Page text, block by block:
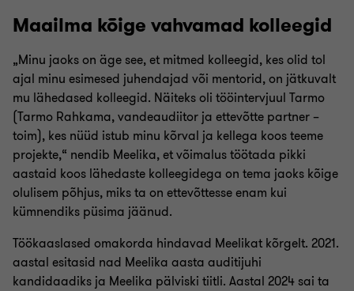
Ruth Nõmmik
Tarmo Rahkama
Tatjana Raskatova
Urzula Välb
Maailma kõige vahvamad kolleegid
„Minu jaoks on äge see, et mitmed kolleegid, kes olid tol
ajal minu esimesed juhendajad või mentorid, on jätkuvalt
mu lähedased kolleegid. Näiteks oli tööintervjuul Tarmo
(Tarmo Rahkama, vandeaudiitor ja ettevõtte partner –
toim), kes nüüd istub minu kõrval ja kellega koos teeme
projekte,“ nendib Meelika, et võimalus töötada pikki
aastaid koos lähedaste kolleegidega on tema jaoks kõige
olulisem põhjus, miks ta on ettevõttesse enam kui
kümnendiks püsima jäänud.
Töökaaslased omakorda hindavad Meelikat kõrgelt. 2021.
aastal esitasid nad Meelika aasta auditijuhi
kandidaadiks ja Meelika pälviski tiitli. Aastal 2024 sai ta